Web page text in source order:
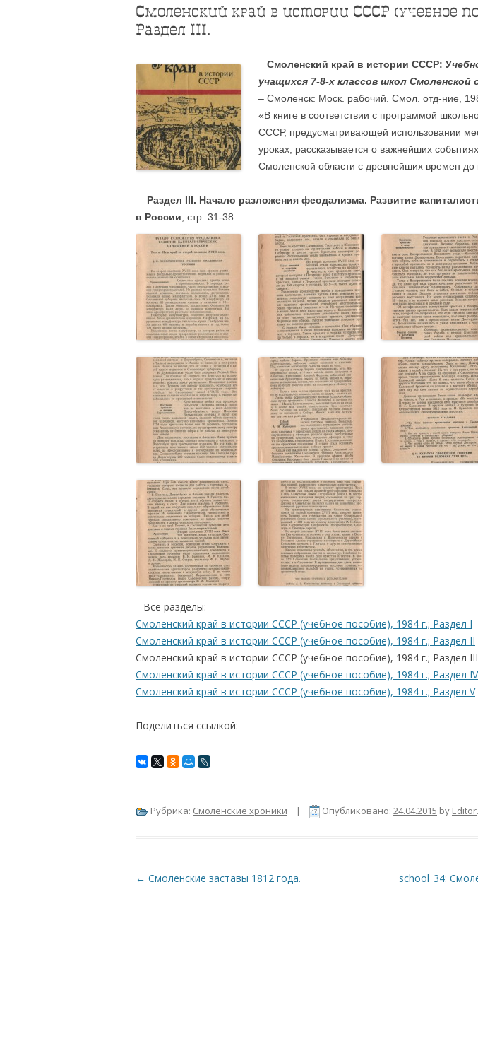
Смоленский край в истории СССР (учебное
Раздел III.
Смоленский край в истории СССР: У
учащихся 7-8-х классов школ Смоленской
– Смоленск: Моск. рабочий. Смол. отд-ние,
«В книге в соответствии с программой
СССР, предусматривающей использовании
уроках, рассказывается о важнейших
Смоленской области с древнейших времен до
Раздел III. Начало разложения феодализма. Развитие
в России , стр. 31-38:
Все разделы:
Смоленский край в истории СССР (учебное пособие), 1984 г.; Раздел I
Смоленский край в истории СССР (учебное пособие), 1984 г.; Раздел II
Смоленский край в истории СССР (учебное пособие), 1984 г.; Раздел III
Смоленский край в истории СССР (учебное пособие), 1984 г.; Раздел IV
Смоленский край в истории СССР (учебное пособие), 1984 г.; Раздел V
Поделиться ссылкой:
Рубрика: Смоленские хроники | Опубликовано: 24.04.2015 by Editor.
Навигация по записям
← Смоленские заставы 1812 года. school_34: